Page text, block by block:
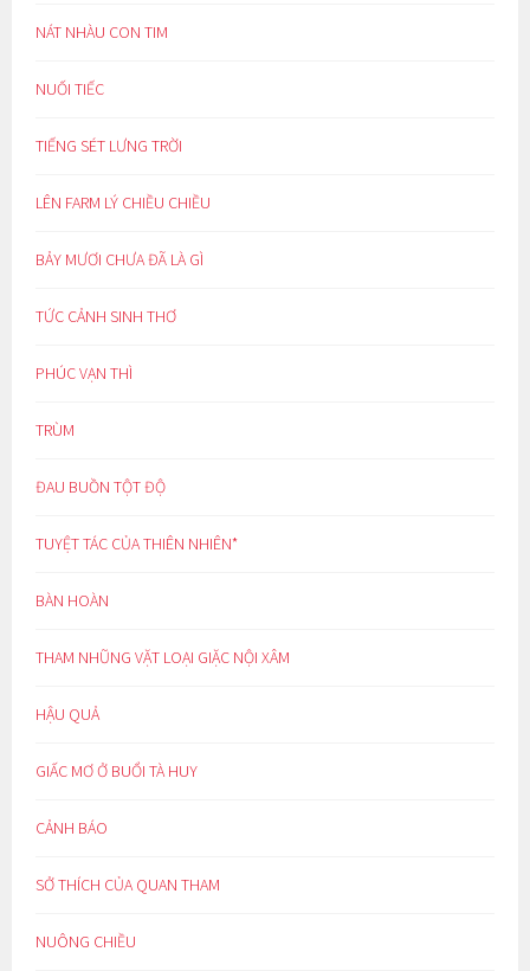
NÁT NHÀU CON TIM
NUỐI TIẾC
TIẾNG SÉT LƯNG TRỜI
LÊN FARM LÝ CHIỀU CHIỀU
BẢY MƯƠI CHƯA ĐÃ LÀ GÌ
TỨC CẢNH SINH THƠ
PHÚC VẠN THÌ
TRÙM
ĐAU BUỒN TỘT ĐỘ
TUYỆT TÁC CỦA THIÊN NHIÊN*
BÀN HOÀN
THAM NHŨNG VẶT LOẠI GIẶC NỘI XÂM
HẬU QUẢ
GIẤC MƠ Ở BUỔI TÀ HUY
CẢNH BÁO
SỞ THÍCH CỦA QUAN THAM
NUÔNG CHIỀU